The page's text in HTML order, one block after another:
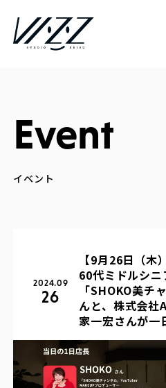
Event
2024.09
26
【9月26日（
60代ミドルシニ
「SHOKO美チ
んと、株式会
家一宏さんが一